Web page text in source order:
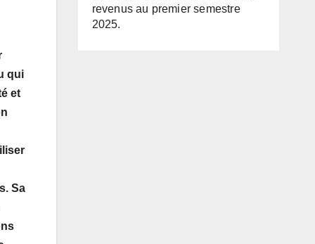
qui
et
Sa
revenus au premier semestre
2025.